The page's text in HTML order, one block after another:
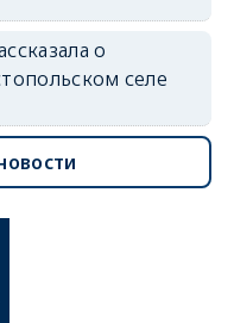
о
селе